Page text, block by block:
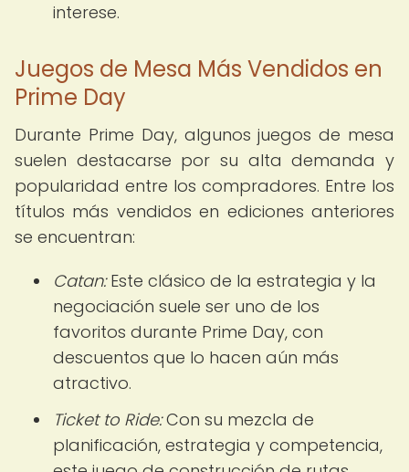
interese.
Juegos de Mesa Más Vendidos en
Prime Day
Durante Prime Day, algunos juegos de mesa
suelen destacarse por su alta demanda y
popularidad entre los compradores. Entre los
títulos más vendidos en ediciones anteriores
se encuentran:
Catan:Este clásico de la estrategia y la
negociación suele ser uno de los
favoritos durante Prime Day, con
descuentos que lo hacen aún más
atractivo.
Ticket to Ride:Con su mezcla de
planificación, estrategia y competencia,